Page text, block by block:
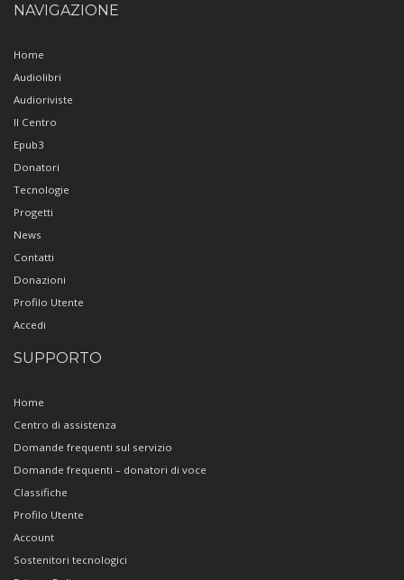
NAVIGAZIONE
Home
Audiolibri
Audioriviste
Il Centro
Epub3
Donatori
Tecnologie
Progetti
News
Contatti
Donazioni
Profilo Utente
Accedi
SUPPORTO
Home
Centro di assistenza
Domande frequenti sul servizio
Domande frequenti – donatori di voce
Classifiche
Profilo Utente
Account
Sostenitori tecnologici